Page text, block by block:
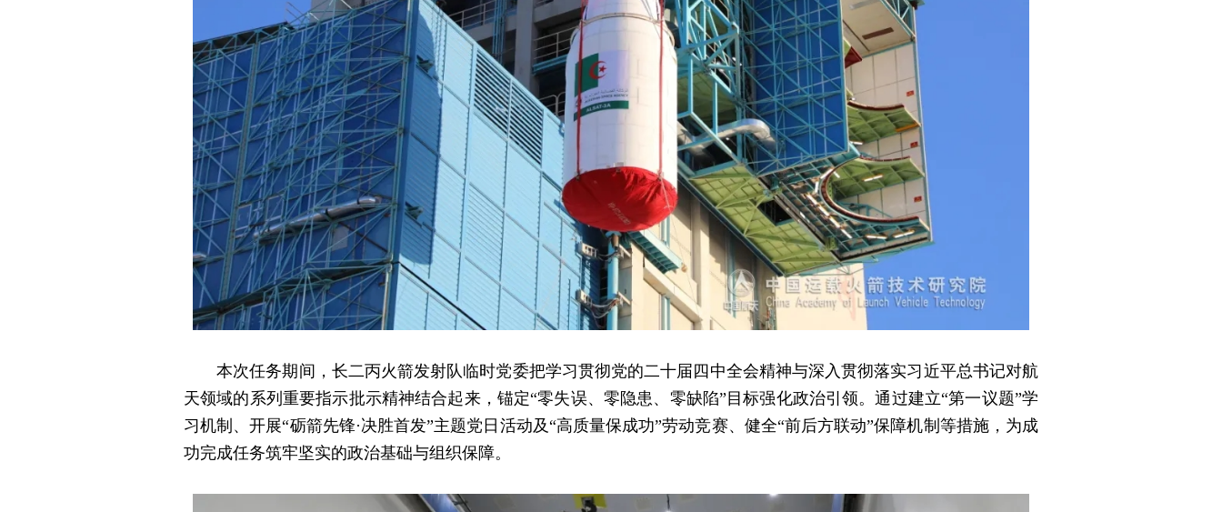
本次任务期间，长二丙火箭发射队临时党委把学习贯彻党的二十届四中全会精神与深入贯彻落实习近平总书记对航
天领域的系列重要指示批示精神结合起来，锚定“零失误、零隐患、零缺陷”目标强化政治引领。通过建立“第一议题”学
习机制、开展“砺箭先锋·决胜首发”主题党日活动及“高质量保成功”劳动竞赛、健全“前后方联动”保障机制等措施，为成
功完成任务筑牢坚实的政治基础与组织保障。